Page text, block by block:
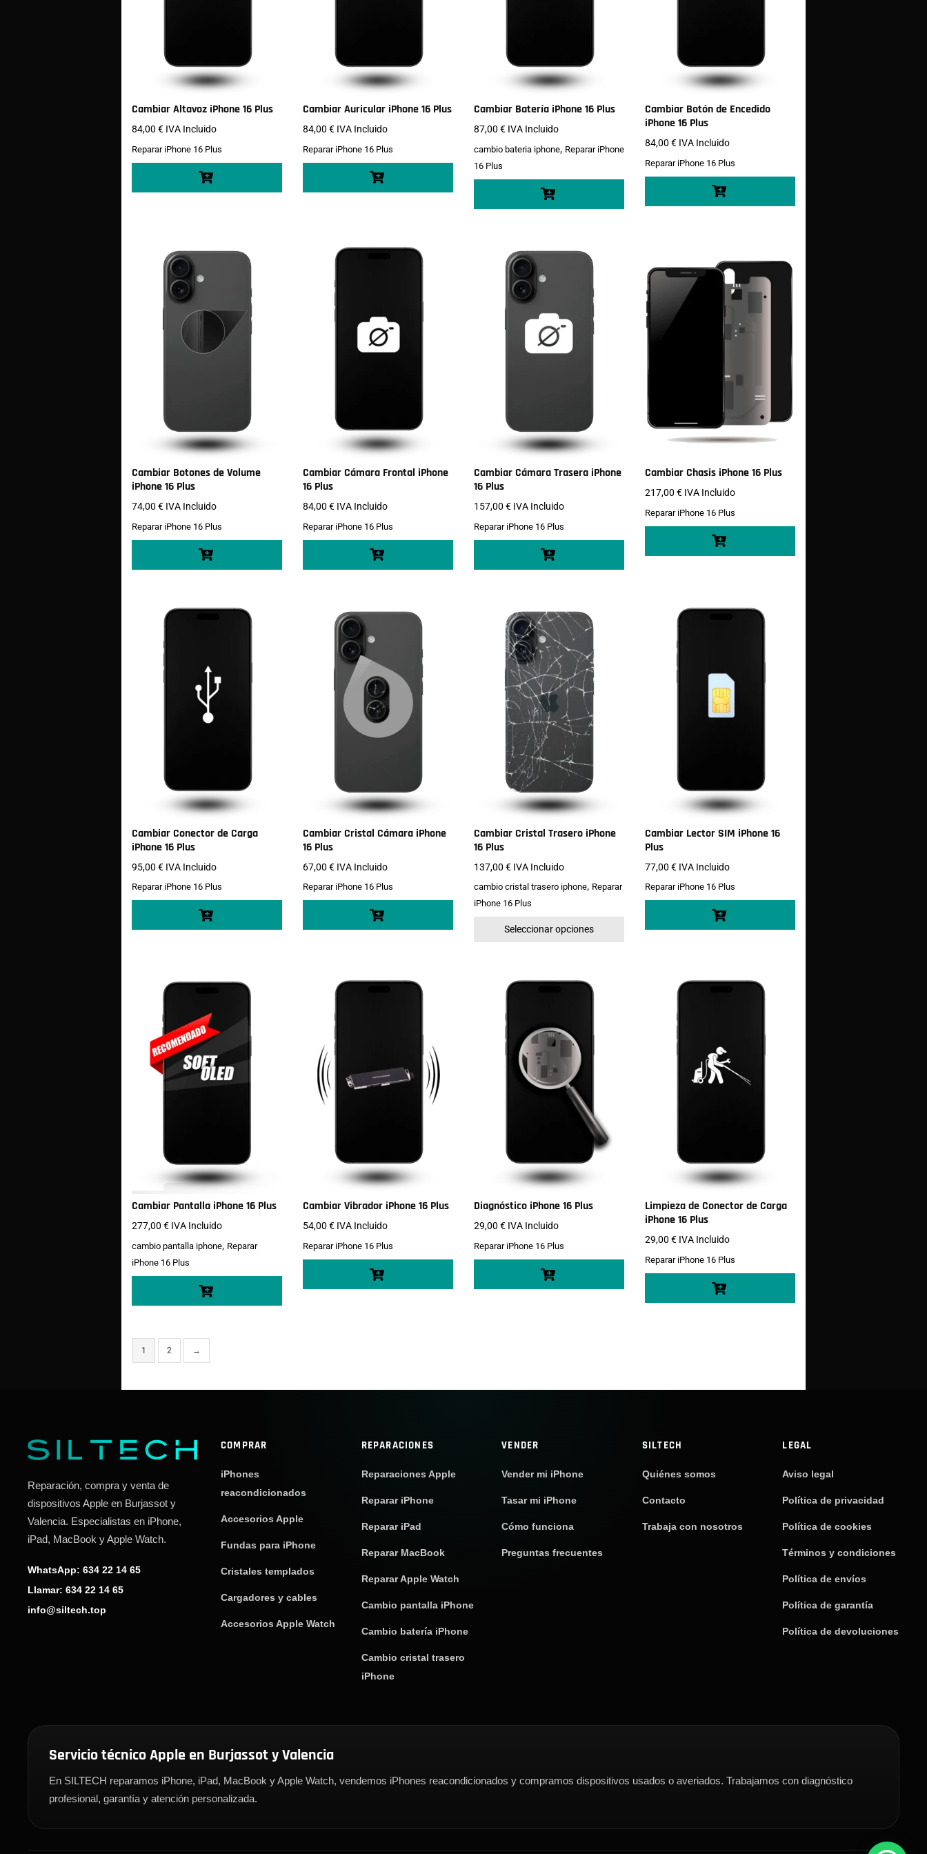
Cambiar Altavoz iPhone 16 Plus
84,00 € IVA Incluido
Reparar iPhone 16 Plus
Cambiar Auricular iPhone 16 Plus
84,00 € IVA Incluido
Reparar iPhone 16 Plus
Cambiar Batería iPhone 16 Plus
87,00 € IVA Incluido
cambio bateria iphone, Reparar iPhone
16 Plus
Cambiar Botón de Encedido
iPhone 16 Plus
84,00 € IVA Incluido
Reparar iPhone 16 Plus
Cambiar Botones de Volume
iPhone 16 Plus
74,00 € IVA Incluido
Reparar iPhone 16 Plus
Cambiar Cámara Frontal iPhone
16 Plus
84,00 € IVA Incluido
Reparar iPhone 16 Plus
Cambiar Cámara Trasera iPhone
16 Plus
157,00 € IVA Incluido
Reparar iPhone 16 Plus
Cambiar Chasis iPhone 16 Plus
217,00 € IVA Incluido
Reparar iPhone 16 Plus
Cambiar Conector de Carga
iPhone 16 Plus
95,00 € IVA Incluido
Reparar iPhone 16 Plus
Cambiar Cristal Cámara iPhone
16 Plus
67,00 € IVA Incluido
Reparar iPhone 16 Plus
Cambiar Cristal Trasero iPhone
16 Plus
137,00 € IVA Incluido
cambio cristal trasero iphone, Reparar
iPhone 16 Plus
Seleccionar opciones
Cambiar Lector SIM iPhone 16
Plus
77,00 € IVA Incluido
Reparar iPhone 16 Plus
Cambiar Pantalla iPhone 16 Plus
277,00 € IVA Incluido
cambio pantalla iphone, Reparar
iPhone 16 Plus
Cambiar Vibrador iPhone 16 Plus
54,00 € IVA Incluido
Reparar iPhone 16 Plus
Diagnóstico iPhone 16 Plus
29,00 € IVA Incluido
Reparar iPhone 16 Plus
Limpieza de Conector de Carga
iPhone 16 Plus
29,00 € IVA Incluido
Reparar iPhone 16 Plus
1 2 →
Reparación, compra y venta de
dispositivos Apple en Burjassot y
Valencia. Especialistas en iPhone,
iPad, MacBook y Apple Watch.
WhatsApp: 634 22 14 65
Llamar: 634 22 14 65
info@siltech.top
COMPRAR
iPhones
reacondicionados
Accesorios Apple
Fundas para iPhone
Cristales templados
Cargadores y cables
Accesorios Apple Watch
REPARACIONES
Reparaciones Apple
Reparar iPhone
Reparar iPad
Reparar MacBook
Reparar Apple Watch
Cambio pantalla iPhone
Cambio batería iPhone
Cambio cristal trasero
iPhone
VENDER
Vender mi iPhone
Tasar mi iPhone
Cómo funciona
Preguntas frecuentes
SILTECH
Quiénes somos
Contacto
Trabaja con nosotros
LEGAL
Aviso legal
Política de privacidad
Política de cookies
Términos y condiciones
Política de envíos
Política de garantía
Política de devoluciones
Servicio técnico Apple en Burjassot y Valencia
En SILTECH reparamos iPhone, iPad, MacBook y Apple Watch, vendemos iPhones reacondicionados y compramos dispositivos usados o averiados. Trabajamos con diagnóstico
profesional, garantía y atención personalizada.